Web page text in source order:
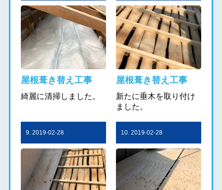
屋根葺き替え工事
綺麗に清掃しました。
屋根葺き替え工事
新たに垂木を取り付け
ました。
9. 2019-02-28 10. 2019-02-28